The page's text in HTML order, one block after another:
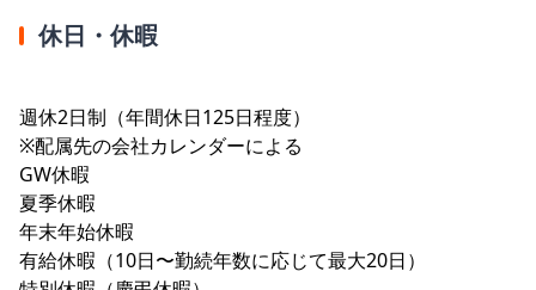
休日・休暇
週休2日制（年間休日125日程度）
※配属先の会社カレンダーによる
GW休暇
夏季休暇
年末年始休暇
有給休暇（10日〜勤続年数に応じて最大20日）